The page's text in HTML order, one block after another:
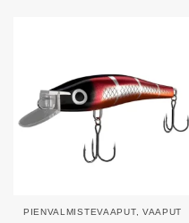
PIENVALMISTEVAAPUT, VAAPUT